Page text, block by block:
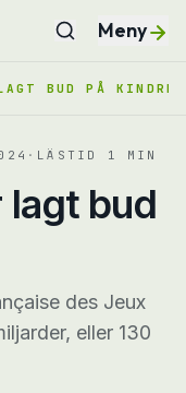
Meny
BUD PÅ KINDRED
· LÄSTID 1 MIN
lagt bud
des Jeux
eller 130